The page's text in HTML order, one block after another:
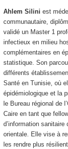
Ahlem Silini est
communautaire,
validé un Master 1
infectieux en milieu
complémentaires en
statistique. Son
différents
Santé en Tunisie, où
épidémiologique et la
le Bureau régional de
Caire en tant que
d’information
orientale. Elle vise à
les rendre plus